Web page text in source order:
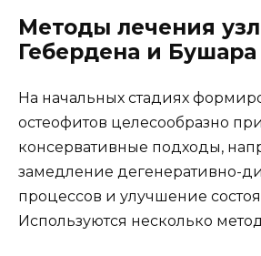
Методы лечения
Гебердена и Бушара
На начальных стадиях
остеофитов целесообразно
консервативные подходы,
замедление дегенеративно-
процессов и улучшение
Используются несколько